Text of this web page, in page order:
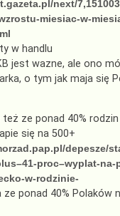
next/
miesiac-w-
w handlu
jest wazne, ale ono
o tym jak maja się
ze ponad 40%
się na 500+
depesze/
proc–wyplat-na-
w-rodzinie-
ponad 40% Polaków